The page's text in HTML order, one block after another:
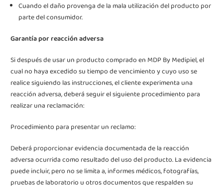
Cuando el daño provenga de la mala utilización del producto por
parte del consumidor.
Garantía por reacción adversa
Si después de usar un producto comprado en MDP By Medipiel, el
cual no haya excedido su tiempo de vencimiento y cuyo uso se
realice siguiendo las instrucciones, el cliente experimenta una
reacción adversa, deberá seguir el siguiente procedimiento para
realizar una reclamación:
Procedimiento para presentar un reclamo:
Deberá proporcionar evidencia documentada de la reacción
adversa ocurrida como resultado del uso del producto. La evidencia
puede incluir, pero no se limita a, informes médicos, fotografías,
pruebas de laboratorio u otros documentos que respalden su